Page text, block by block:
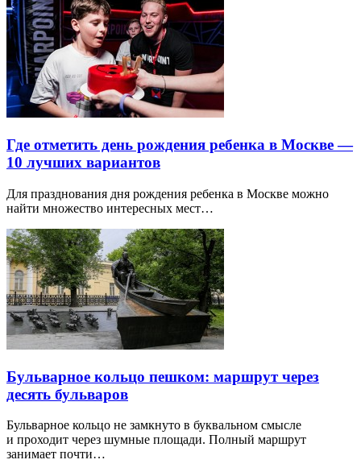
Где отметить день рождения ребенка в Москве —
10 лучших вариантов
Для празднования дня рождения ребенка в Москве можно
найти множество интересных мест…
Бульварное кольцо пешком: маршрут через
десять бульваров
Бульварное кольцо не замкнуто в буквальном смысле
и проходит через шумные площади. Полный маршрут
занимает почти…